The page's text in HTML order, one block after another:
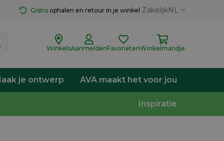
Gratis ophalen en retour in je winkel ZakelijkNL
WinkelsAanmeldenFavorietenWinkelmandje
je ontwerp AVA maakt het voor jou
Inspiratie